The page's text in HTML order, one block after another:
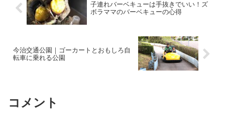
子連れバーベキューは手抜きでいい！ズ
ボラママのバーベキューの心得
今治交通公園｜ゴーカートとおもしろ自
転車に乗れる公園
コメント